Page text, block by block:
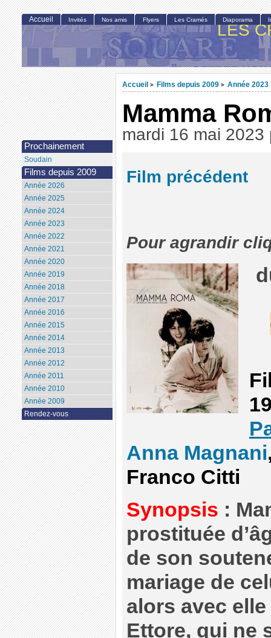
LES
Accueil > Films depuis 2009 > Année 2023
Mamma
mardi 16 mai 2023
Film précédent
Pour agrandir
Anna Magnani
Franco Citti
Synopsis :
prostituée
de son
mariage de
alors avec
Ettore, qui ne
Accueil Invités Nos amis Flyers Les Cramés Diaporama
Prochainement
Soudain
Films depuis 2009
Année 2026
Année 2025
Année 2024
Année 2023
Année 2022
Année 2021
Année 2020
Année 2019
Année 2018
Année 2017
Année 2016
Année 2015
Année 2014
Année 2013
Année 2012
Année 2011
Année 2010
Année 2009
Rendez-vous